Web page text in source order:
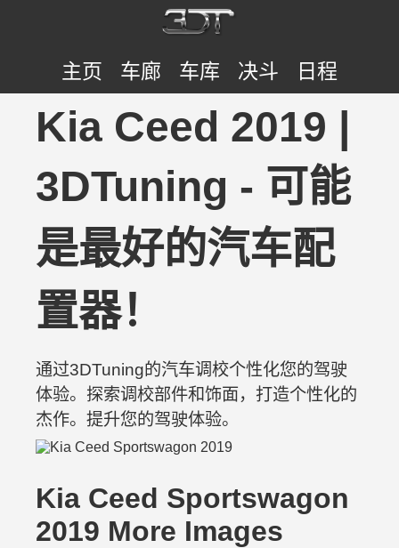
主页 车廊 车库 决斗 日程
Kia Ceed 2019 |
3DTuning - 可能
是最好的汽车配
置器！
通过3DTuning的汽车调校个性化您的驾驶
体验。探索调校部件和饰面，打造个性化的
杰作。提升您的驾驶体验。
Kia Ceed Sportswagon
2019 More Images